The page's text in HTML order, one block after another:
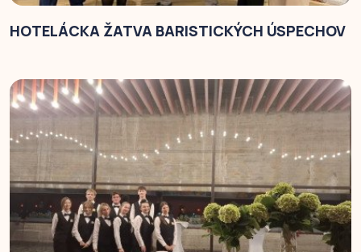
HOTELÁCKA ŽATVA BARISTICKÝCH ÚSPECHOV